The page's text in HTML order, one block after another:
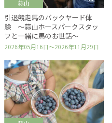
蒜山
引退競走馬のバックヤード体
験 ～蒜山ホースパークスタッ
フと一緒に馬のお世話～
2026年05月16日～2026年11月29日